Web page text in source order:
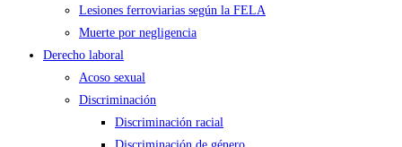
Lesiones ferroviarias según la FELA
Muerte por negligencia
Derecho laboral
Acoso sexual
Discriminación
Discriminación racial